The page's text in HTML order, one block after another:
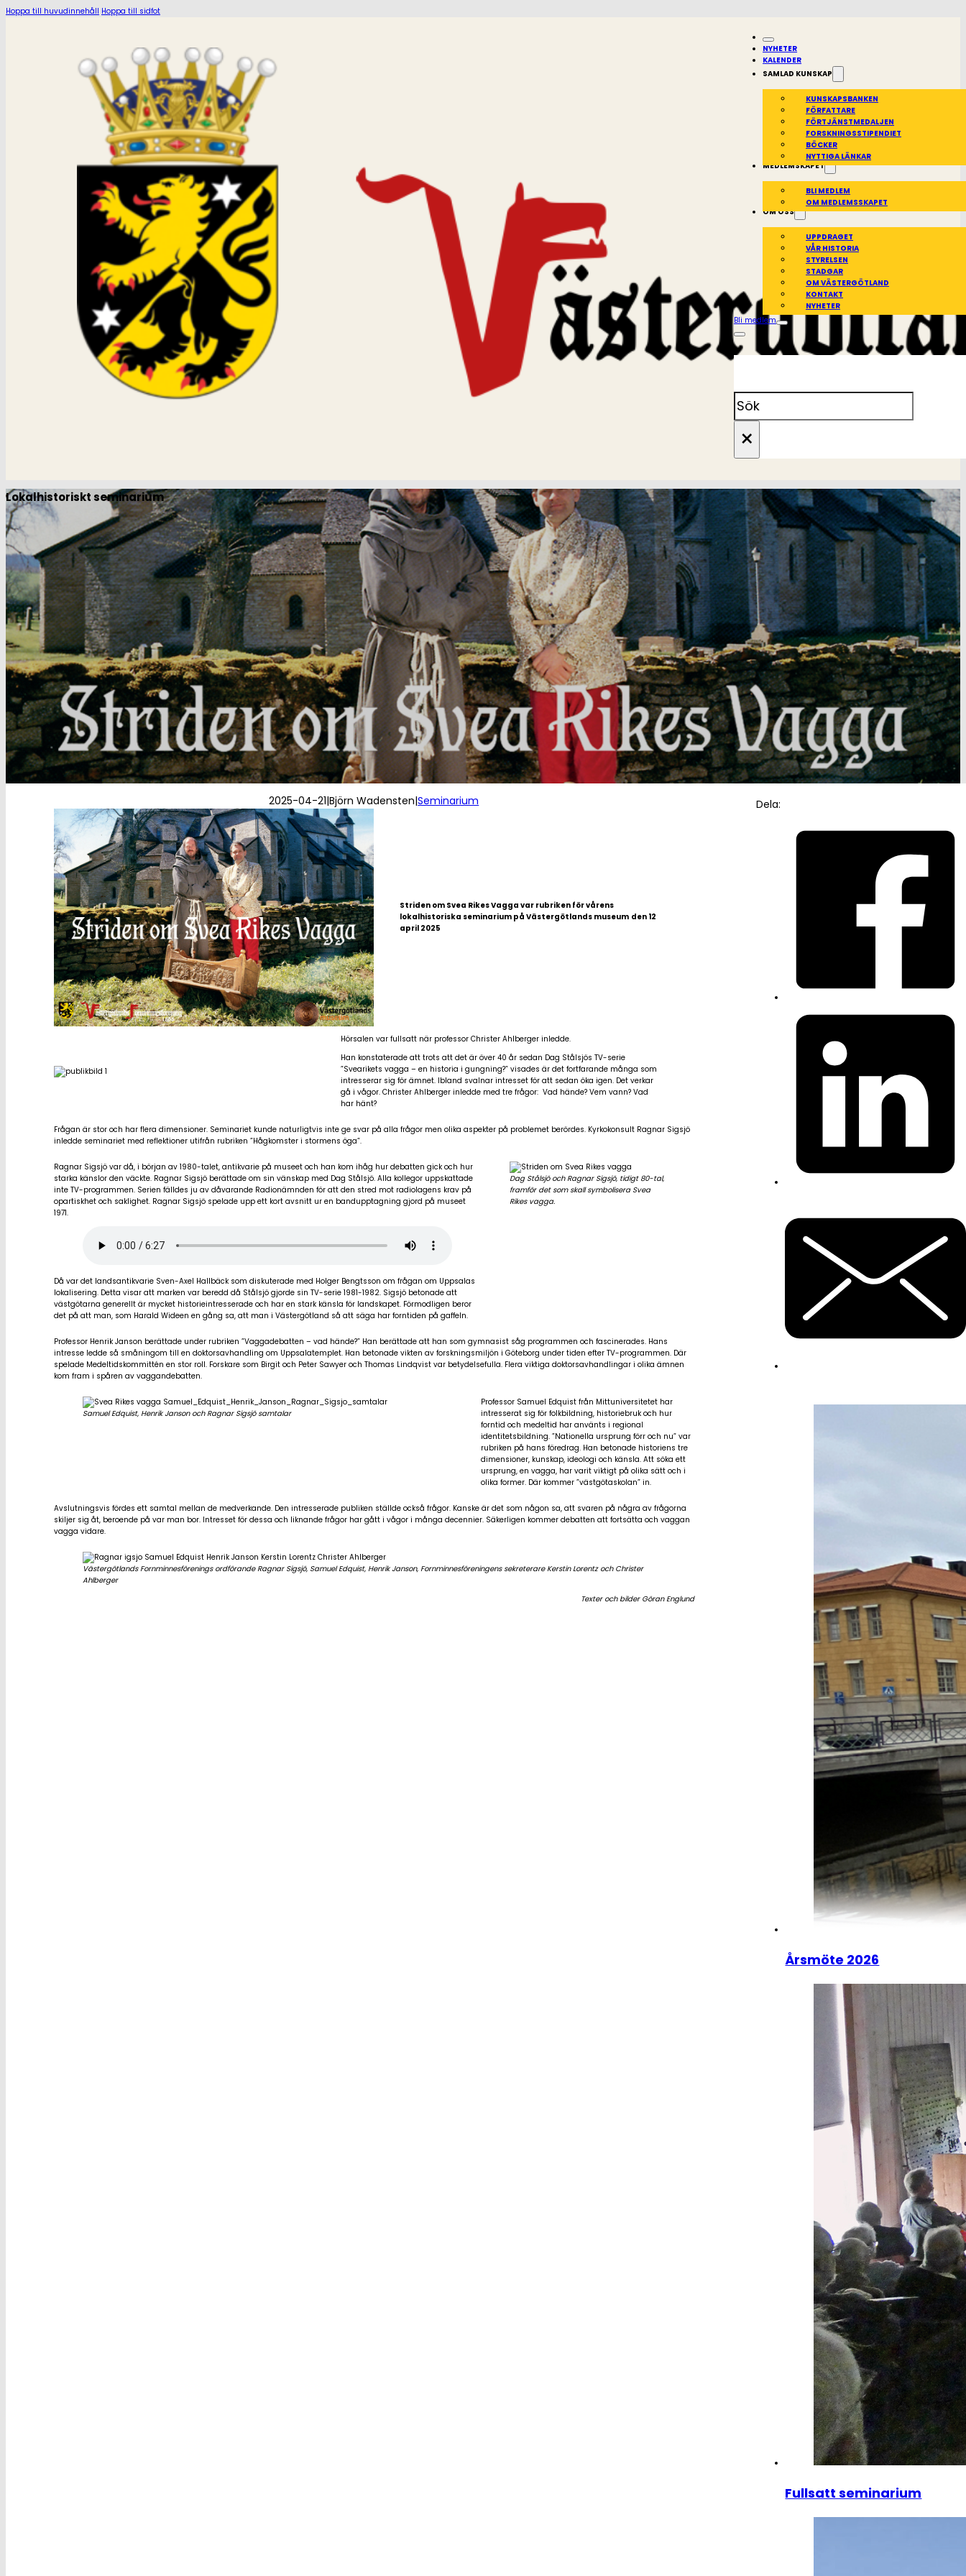
Hoppa till huvudinnehåll Hoppa till sidfot
NYHETER
KALENDER
SAMLAD KUNSKAP
KUNSKAPSBANKEN
FÖRFATTARE
FÖRTJÄNSTMEDALJEN
FORSKNINGSSTIPENDIET
BÖCKER
NYTTIGA LÄNKAR
MEDLEMSKAPET
BLI MEDLEM
OM MEDLEMSSKAPET
OM OSS
UPPDRAGET
VÅR HISTORIA
STYRELSEN
STADGAR
OM VÄSTERGÖTLAND
KONTAKT
NYHETER
Bli medlem
×
Lokalhistoriskt seminarium
2025-04-21|Björn Wadensten|Seminarium
Striden om Svea Rikes Vagga var rubriken för vårens
lokalhistoriska seminarium på Västergötlands museum den 12
april 2025
Hörsalen var fullsatt när professor Christer Ahlberger inledde.
Han konstaterade att trots att det är över 40 år sedan Dag Stålsjös TV-serie
”Svearikets vagga – en historia i gungning?” visades är det fortfarande många som
intresserar sig för ämnet. Ibland svalnar intresset för att sedan öka igen. Det verkar
gå i vågor. Christer Ahlberger inledde med tre frågor: Vad hände? Vem vann? Vad
har hänt?
Frågan är stor och har flera dimensioner. Seminariet kunde naturligtvis inte ge svar på alla frågor men olika aspekter på problemet berördes. Kyrkokonsult Ragnar Sigsjö
inledde seminariet med reflektioner utifrån rubriken ”Hågkomster i stormens öga”.
Ragnar Sigsjö var då, i början av 1980-talet, antikvarie på museet och han kom ihåg hur debatten gick och hur
starka känslor den väckte. Ragnar Sigsjö berättade om sin vänskap med Dag Stålsjö. Alla kollegor uppskattade
inte TV-programmen. Serien fälldes ju av dåvarande Radionämnden för att den stred mot radiolagens krav på
opartiskhet och saklighet. Ragnar Sigsjö spelade upp ett kort avsnitt ur en bandupptagning gjord på museet
1971.
Då var det landsantikvarie Sven-Axel Hallbäck som diskuterade med Holger Bengtsson om frågan om Uppsalas
lokalisering. Detta visar att marken var beredd då Stålsjö gjorde sin TV-serie 1981-1982. Sigsjö betonade att
västgötarna generellt är mycket historieintresserade och har en stark känsla för landskapet. Förmodligen beror
det på att man, som Harald Wideen en gång sa, att man i Västergötland så att säga har forntiden på gaffeln.
Dag Stålsjö och Ragnar Sigsjö, tidigt 80-tal,
framför det som skall symbolisera Svea
Rikes vagga.
Professor Henrik Janson berättade under rubriken ”Vaggadebatten – vad hände?” Han berättade att han som gymnasist såg programmen och fascinerades. Hans
intresse ledde så småningom till en doktorsavhandling om Uppsalatemplet. Han betonade vikten av forskningsmiljön i Göteborg under tiden efter TV-programmen. Där
spelade Medeltidskommittén en stor roll. Forskare som Birgit och Peter Sawyer och Thomas Lindqvist var betydelsefulla. Flera viktiga doktorsavhandlingar i olika ämnen
kom fram i spåren av vaggandebatten.
Samuel Edquist, Henrik Janson och Ragnar Sigsjö samtalar
Professor Samuel Edquist från Mittuniversitetet har
intresserat sig för folkbildning, historiebruk och hur
forntid och medeltid har använts i regional
identitetsbildning. ”Nationella ursprung förr och nu” var
rubriken på hans föredrag. Han betonade historiens tre
dimensioner, kunskap, ideologi och känsla. Att söka ett
ursprung, en vagga, har varit viktigt på olika sätt och i
olika former. Där kommer ”västgötaskolan” in.
Avslutningsvis fördes ett samtal mellan de medverkande. Den intresserade publiken ställde också frågor. Kanske är det som någon sa, att svaren på några av frågorna
skiljer sig åt, beroende på var man bor. Intresset för dessa och liknande frågor har gått i vågor i många decennier. Säkerligen kommer debatten att fortsätta och vaggan
vagga vidare.
Västergötlands Fornminnesförenings ordförande Ragnar Sigsjö, Samuel Edquist, Henrik Janson, Fornminnesföreningens sekreterare Kerstin Lorentz och Christer
Ahlberger
Texter och bilder Göran Englund
Dela:
Årsmöte 2026
Fullsatt seminarium